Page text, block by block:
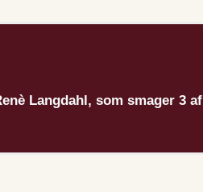
Langdahl, som smager 3 af